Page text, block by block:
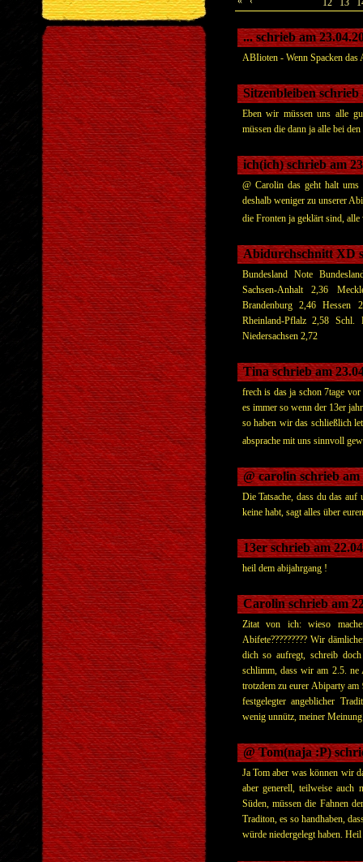
12 13
... schrieb am
ABIioten - Wenn Spacken das
Sitzenbleiben schrieb
Eben wir müssen uns alle
müssen die dann ja alle bei
ich(ich) schrieb am
@ Carolin das geht halt
deshalb weniger zu unserer
die Fronten ja geklärt sind, alle
Abidurchschnitt XD
Bundesland Note
Sachsen-Anhalt 2,36
Brandenburg 2,46 Hessen
Rheinland-Pflalz 2,58
Niedersachsen 2,72
Tina schrieb am
frech is das ja schon 7tage
es immer so wenn der 13er
so haben wir das schließlich
absprache mit uns sinnvoll
@ carolin schrieb am
Die Tatsache, dass du das
keine habt, sagt alles über
13er schrieb am
heil dem abijahrgang !
Carolin schrieb am
Zitat von ich: wieso
Abifete????????? Wir
dich so aufregt, schreib
schlimm, dass wir am 2.5.
trotzdem zu eurer Abiparty
festgelegter angeblicher
wenig unnütz, meiner Meinung
@ Tom(naja :P)
Ja Tom aber was können wir
aber generell, teilweise auch
Süden, müssen die Fahnen
Traditon, es so handhaben,
würde niedergelegt haben.